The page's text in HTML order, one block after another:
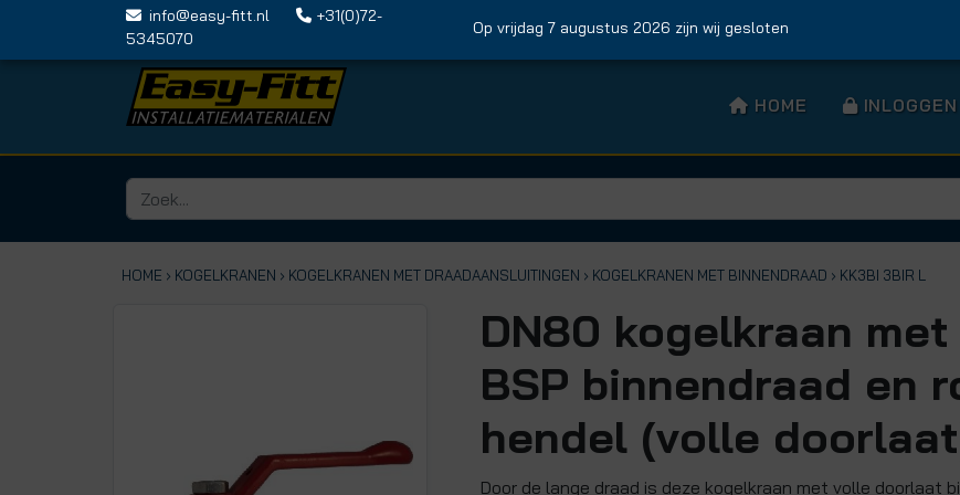
info@easy-fitt.nl
+31(0)72-
5345070
Op vrijdag 7 augustus 2026 zijn wij gesloten
HOME INLOGGEN
HOME › KOGELKRANEN › KOGELKRANEN MET DRAADAANSLUITINGEN › KOGELKRANEN MET BINNENDRAAD › KK3BI 3BIR L
DN80 kogelkraan
BSP binnendraad en
hendel (volle
Door de lange draad is deze kogelkraan met volle doorlaat